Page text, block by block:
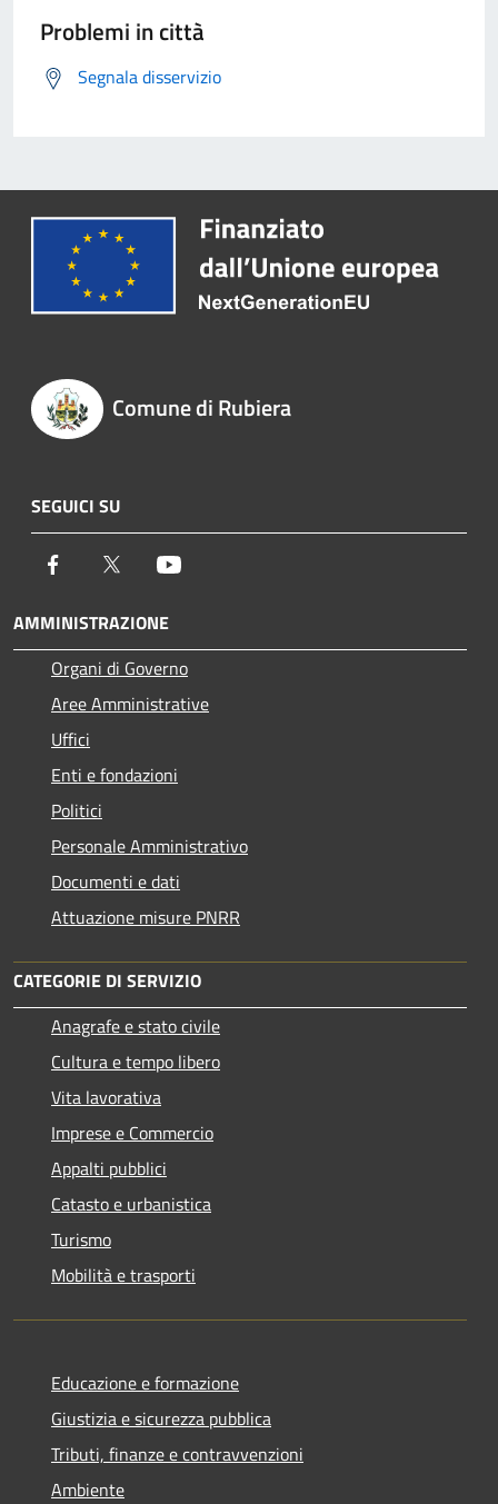
Problemi in città
Segnala disservizio
Comune di Rubiera
SEGUICI SU
Facebook Twitter
AMMINISTRAZIONE
Organi di Governo
Aree Amministrative
Uffici
Enti e fondazioni
Politici
Personale Amministrativo
Documenti e dati
Attuazione misure PNRR
CATEGORIE DI SERVIZIO
Anagrafe e stato civile
Cultura e tempo libero
Vita lavorativa
Imprese e Commercio
Appalti pubblici
Catasto e urbanistica
Turismo
Mobilità e trasporti
Educazione e formazione
Giustizia e sicurezza pubblica
Tributi, finanze e contravvenzioni
Ambiente